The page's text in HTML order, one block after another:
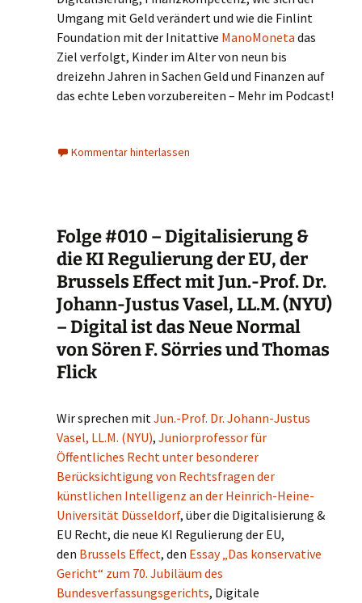
Umgang mit Geld verändert und wie die Finlint
Foundation mit der Initattive ManoMoneta das
Ziel verfolgt, Kinder im Alter von neun bis
dreizehn Jahren in Sachen Geld und Finanzen auf
das echte Leben vorzubereiten – Mehr im Podcast!
Kommentar hinterlassen
Folge #010 – Digitalisierung &
die KI Regulierung der EU, der
Brussels Effect mit Jun.-Prof. Dr.
Johann-Justus Vasel, LL.M. (NYU)
– Digital ist das Neue Normal
von Sören F. Sörries und Thomas
Flick
Wir sprechen mitJun.-Prof. Dr. Johann-Justus
Vasel, LL.M. (NYU), Juniorprofessor für
Öffentliches Recht unter besonderer
Berücksichtigung von Rechtsfragen der
künstlichen Intelligenz an der Heinrich-Heine-
Universität Düsseldorf, über die Digitalisierung &
EU Recht, die neue KI Regulierung der EU,
den Brussels Effect, den Essay „Das konservative
Gericht“ zum 70. Jubiläum des
Bundesverfassungsgerichts, Digitale